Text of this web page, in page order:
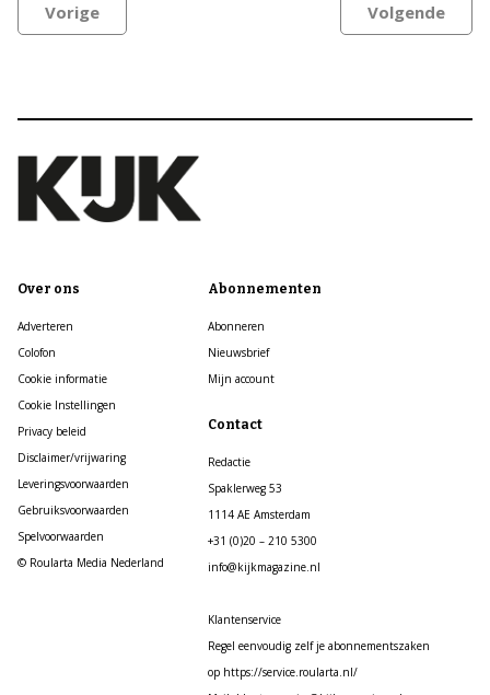
Vorige Volgende
Over ons
Adverteren
Colofon
Cookie informatie
Cookie Instellingen
Privacy beleid
Disclaimer/vrijwaring
Leveringsvoorwaarden
Gebruiksvoorwaarden
Spelvoorwaarden
© Roularta Media Nederland
Abonnementen
Abonneren
Nieuwsbrief
Mijn account
Contact
Redactie
Spaklerweg 53
1114 AE Amsterdam
+31 (0)20 – 210 5300
info@kijkmagazine.nl
Klantenservice
Regel eenvoudig zelf je abonnementszaken
op https://service.roularta.nl/